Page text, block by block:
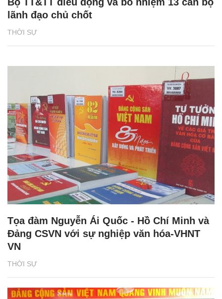
THỜI SỰ
lãnh đạo chủ chốt
THỜI SỰ
Tọa đàm Nguyễn Ái Quốc - Hồ Chí Minh và
Đảng CSVN với sự nghiệp văn hóa-VHNT
VN